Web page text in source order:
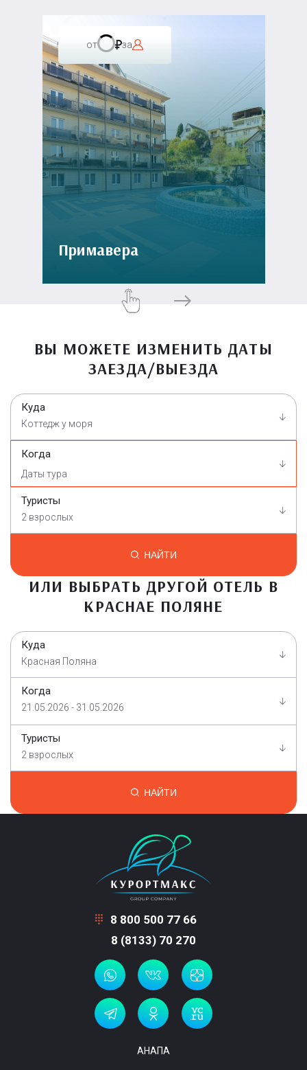
от за
Примавера
ВЫ МОЖЕТЕ ИЗМЕНИТЬ ДАТЫ
ЗАЕЗДА/ВЫЕЗДА
Куда
Коттедж у моря
Когда
Туристы
2 взрослых
НАЙТИ
ИЛИ ВЫБРАТЬ ДРУГОЙ ОТЕЛЬ В
КРАСНАЕ ПОЛЯНЕ
Куда
Красная Поляна
Когда
21.05.2026 - 31.05.2026
Туристы
2 взрослых
НАЙТИ
8 800 500 77 66
8 (8133) 70 270
АНАПА